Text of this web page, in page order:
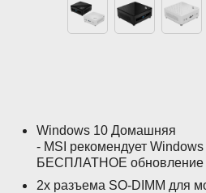
Windows 10 Домашняя
- MSI рекомендует
БЕСПЛАТНОЕ обновление
2x разъема SO-DIMM для